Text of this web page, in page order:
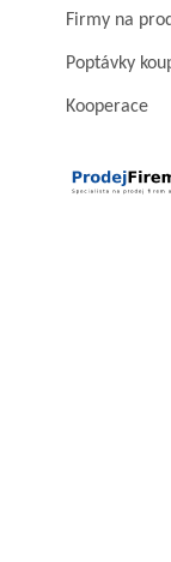
Firmy na
Poptávky
Kooperace